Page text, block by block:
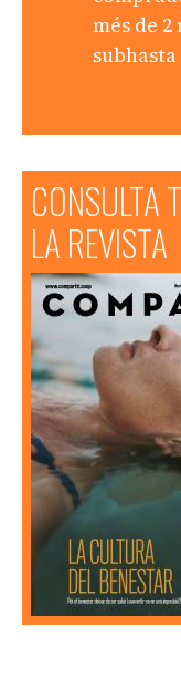
més de
CONSULTA
LA REVISTA